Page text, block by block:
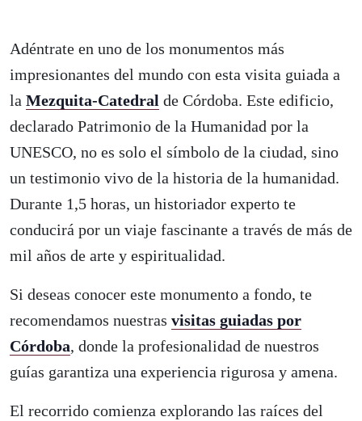
Adéntrate en uno de los monumentos más
impresionantes del mundo con esta visita guiada a
la Mezquita-Catedral de Córdoba. Este edificio,
declarado Patrimonio de la Humanidad por la
UNESCO, no es solo el símbolo de la ciudad, sino
un testimonio vivo de la historia de la humanidad.
Durante 1,5 horas, un historiador experto te
conducirá por un viaje fascinante a través de más de
mil años de arte y espiritualidad.
Si deseas conocer este monumento a fondo, te
recomendamos nuestras visitas guiadas por
Córdoba, donde la profesionalidad de nuestros
guías garantiza una experiencia rigurosa y amena.
El recorrido comienza explorando las raíces del